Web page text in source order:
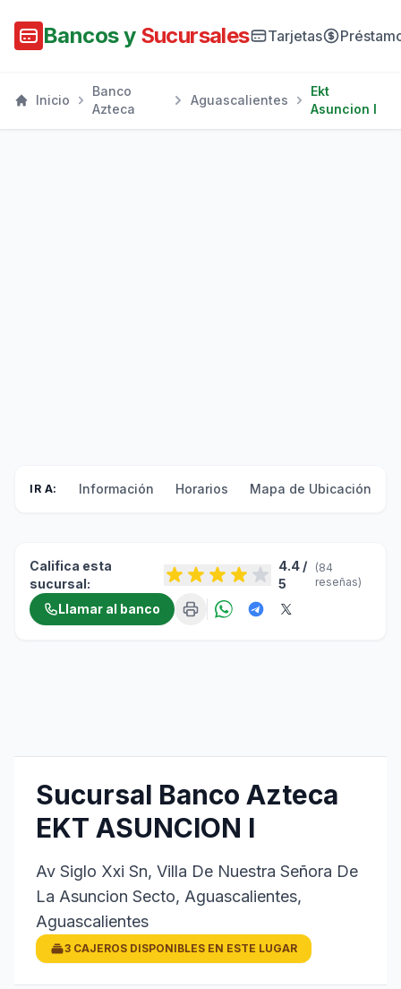
Bancos y Sucursales Tarjetas
Inicio
Banco
Azteca
Aguascalientes
Ekt
Asuncion I
IR A: Información Horarios Mapa de Ubicación
Califica esta
sucursal:
4.4 /
5
(84
reseñas)
Llamar al banco
Sucursal Banco Azteca
EKT ASUNCION I
Av Siglo Xxi Sn, Villa De Nuestra Señora De
La Asuncion Secto, Aguascalientes,
Aguascalientes
3 CAJEROS DISPONIBLES EN ESTE LUGAR